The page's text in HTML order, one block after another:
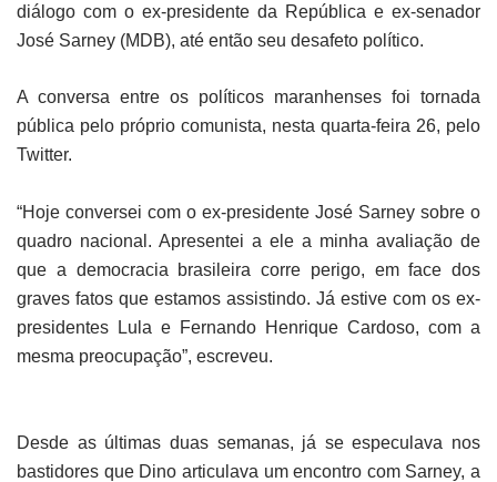
diálogo com o ex-presidente da República e ex-senador
José Sarney (MDB), até então seu desafeto político.
A conversa entre os políticos maranhenses foi tornada
pública pelo próprio comunista, nesta quarta-feira 26, pelo
Twitter.
“Hoje conversei com o ex-presidente José Sarney sobre o
quadro nacional. Apresentei a ele a minha avaliação de
que a democracia brasileira corre perigo, em face dos
graves fatos que estamos assistindo. Já estive com os ex-
presidentes Lula e Fernando Henrique Cardoso, com a
mesma preocupação”, escreveu.
Desde as últimas duas semanas, já se especulava nos
bastidores que Dino articulava um encontro com Sarney, a